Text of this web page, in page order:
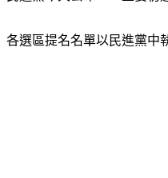
各選區提名名單以民進黨中